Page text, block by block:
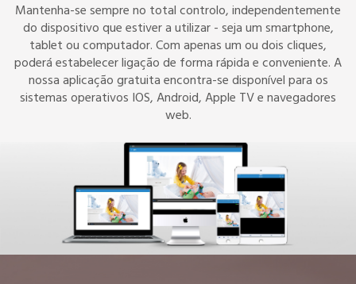
Mantenha-se sempre no total controlo, independentemente
do dispositivo que estiver a utilizar - seja um smartphone,
tablet ou computador. Com apenas um ou dois cliques,
poderá estabelecer ligação de forma rápida e conveniente. A
nossa aplicação gratuita encontra-se disponível para os
sistemas operativos IOS, Android, Apple TV e navegadores
web.